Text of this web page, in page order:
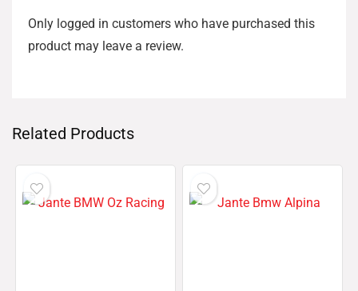
Only logged in customers who have purchased this
product may leave a review.
Related Products